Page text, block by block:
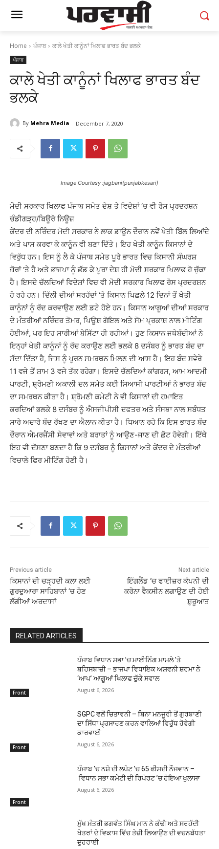
Home ਪੰਜਾਬ ਕਾਲੇ ਖੇਤੀ ਕਾਨੂੰਨਾਂ ਖਿਲਾਫ ਭਾਰਤ ਬੰਦ ਭਲਕੇ
ਪੰਜਾਬ
ਕਾਲੇ ਖੇਤੀ ਕਾਨੂੰਨਾਂ ਖਿਲਾਫ ਭਾਰਤ ਬੰਦ
ਭਲਕੇ
By Mehra Media December 7, 2020
Image Courtesy :jagbani(punjabkesari)
ਮੋਦੀ ਸਰਕਾਰ ਖਿਲਾਫ ਪੰਜਾਬ ਸਮੇਤ ਦੇਸ਼ ਤੇ ਵਿਦੇਸ਼ਾਂ ‘ਚ ਵੀ ਰੋਸ ਪ੍ਰਦਰਸ਼ਨ
ਚੰਡੀਗੜ੍ਹ/ਬਿਊਰੋ ਨਿਊਜ਼
ਕੇਂਦਰ ਦੀ ਨਰਿੰਦਰ ਮੋਦੀ ਸਰਕਾਰ ਨੇ ਲਾਕ ਡਾਊਨ ਦੌਰਾਨ ਨਵੇਂ ਖੇਤੀ ਬਿੱਲ ਲਿਆਂਦੇ
ਅਤੇ ਪਾਸ ਕਰਵਾ ਕੇ ਕਾਨੂੰਨ ਵੀ ਬਣਾ ਦਿੱਤੇ। ਇਹ ਖੇਤੀ ਕਾਨੂੰਨ ਕਿਸਾਨਾਂ ਦੇ
ਵਿਰੁੱਧ ਹਨ। ਇਸ ਨੂੰ ਲੈ ਕੇ ਪੰਜਾਬ ਸਮੇਤ ਪੂਰੇ ਭਾਰਤ ਵਿਚ ਕਿਸਾਨੀ ਸੰਘਰਸ਼
ਜ਼ੋਰਾਂ ‘ਤੇ ਹੈ ਅਤੇ ਭਾਜਪਾ ਨੂੰ ਛੱਡ ਕੇ ਪੂਰਾ ਦੇਸ਼ ਹੀ ਮੋਦੀ ਸਰਕਾਰ ਖਿਲਾਫ ਹੋ ਚੁੱਕਾ
ਹੈ। ਇਸਦੇ ਚੱਲਦਿਆਂ ਵਿਦੇਸ਼ਾਂ ਵਿਚ ਵੀ ਮੋਦੀ ਸਰਕਾਰ ਖਿਲਾਫ ਰੋਸ ਪ੍ਰਦਰਸ਼ਨ
ਹੋ ਰਹੇ ਹਨ। ਦਿੱਲੀ ਦੀਆਂ ਸਰਹੱਦਾਂ ‘ਤੇ ਕਿਸਾਨ ਪਿਛਲੇ 12 ਦਿਨਾਂ ਤੋਂ ਖੇਤੀ
ਕਾਨੂੰਨਾਂ ਨੂੰ ਰੱਦ ਕਰਵਾਉਣ ਲਈ ਡਟੇ ਹੋਏ ਹਨ। ਕਿਸਾਨ ਆਗੂਆਂ ਦੀਆਂ ਸਰਕਾਰ
ਦੇ ਮੰਤਰੀਆਂ ਨਰਿੰਦਰ ਤੋਮਰ, ਪਿਊਸ਼ ਗੋਇਲ ਅਤੇ ਸੋਮ ਪ੍ਰਕਾਸ਼ ਨਾਲ ਮੀਟਿੰਗ
ਹੋਈਆਂ, ਪਰ ਇਹ ਸਾਰੀਆਂ ਬੇਸਿੱਟਾ ਹੀ ਰਹੀਆਂ। ਹੁਣ ਕਿਸਾਨ ਜਥੇਬੰਦੀਆਂ ਨੇ
ਇਨ੍ਹਾਂ ਖੇਤੀ ਕਾਨੂੰਨਾਂ ਨੂੰ ਰੱਦ ਕਰਾਉਣ ਲਈ ਭਲਕੇ 8 ਦਸੰਬਰ ਨੂੰ ਭਾਰਤ ਬੰਦ ਦਾ
ਸੱਦਾ ਦਿੱਤਾ ਹੈ, ਜਿਸ ਨੂੰ ਪੂਰਨ ਸਮਰਥਨ ਮਿਲਣ ਦੀ ਆਸ ਹੈ। ਇਹ ਬੰਦ ਸਵੇਰੇ
11 ਵਜੇ ਤੋਂ ਸ਼ਾਮ 3 ਵਜੇ ਤੱਕ ਰਹੇਗਾ। ਇਸਦੇ ਚੱਲਦਿਆਂ ਕਾਂਗਰਸ, ਆਮ ਆਦਮੀ
ਪਾਰਟੀ, ਸ਼੍ਰੋਮਣੀ ਅਕਾਲੀ ਦਲ ਸਮੇਤ ਕਈ ਸਿਆਸੀ ਪਾਰਟੀਆਂ ਨੇ ਭਾਰਤ ਬੰਦ
ਦਾ ਸਮਰਥਨ ਕੀਤਾ ਹੈ। ਸ਼੍ਰੋਮਣੀ ਕਮੇਟੀ ਨੇ ਵੀ ਕਿਸਾਨਾਂ ਦੀ ਹਮਾਇਤ
ਕਰਦਿਆਂ ਭਲਕੇ 8 ਦਸੰਬਰ ਨੂੰ ਐਸਜੀਪੀਸੀ ਦਫਤਰ ਅਤੇ ਸੰਸਥਾ ਨਾਲ ਸਬੰਧਤ
ਸਾਰੇ ਅਦਾਰੇ ਬੰਦ ਰੱਖਣ ਦਾ ਐਲਾਨ ਕੀਤਾ ਹੈ। ਧਿਆਨ ਰਹੇ ਕਿ ਇਸ ਭਾਰਤ ਬੰਦ
ਦੌਰਾਨ ਐਮਰਜੈਂਸੀ ਸੇਵਾਵਾਂ ਅਤੇ ਬਰਾਤਾਂ ਨੂੰ ਆਉਣ-ਜਾਣ ਦੀ ਛੋਟ ਹੋਵੇਗੀ। ਇੱਥੇ
ਇਹ ਵੀ ਦੱਸਣਾ ਬਣਦਾ ਹੈ ਕਿ 9 ਦਸੰਬਰ ਨੂੰ ਕਿਸਾਨਾਂ ਅਤੇ ਕੇਂਦਰ ਦੇ ਮੰਤਰੀਆਂ
ਵਿਚਾਲੇ ਫਿਰ ਮੀਟਿੰਗ ਹੋਣੀ ਹੈ।
Previous article
ਕਿਸਾਨਾਂ ਦੀ ਚੜ੍ਹਦੀ ਕਲਾ ਲਈ
ਗੁਰਦੁਆਰਾ ਸਾਹਿਬਾਨਾਂ ‘ਚ ਹੋਣ
ਲੱਗੀਆਂ ਅਰਦਾਸਾਂ
Next article
ਇੰਗਲੈਂਡ ‘ਚ ਫਾਈਜ਼ਰ ਕੰਪਨੀ ਦੀ
ਕਰੋਨਾ ਵੈਕਸੀਨ ਲਗਾਉਣ ਦੀ ਹੋਈ
ਸ਼ੁਰੂਆਤ
RELATED ARTICLES
Front
ਪੰਜਾਬ ਵਿਧਾਨ ਸਭਾ ’ਚ ਮਾਈਨਿੰਗ ਮਾਮਲੇ ’ਤੇ
ਬਹਿਸਬਾਜ਼ੀ – ਭਾਜਪਾ ਵਿਧਾਇਕ ਅਸ਼ਵਨੀ ਸ਼ਰਮਾ ਨੇ
‘ਆਪ’ ਆਗੂਆਂ ਖਿਲਾਫ ਚੁੱਕੇ ਸਵਾਲ
August 6, 2026
Front
SGPC ਵਲੋਂ ਚਿਤਾਵਨੀ – ਬਿਨਾ ਮਨਜੂਰੀ ਤੋਂ ਗੁਰਬਾਣੀ
ਦਾ ਸਿੱਧਾ ਪ੍ਰਸਾਰਣ ਕਰਨ ਵਾਲਿਆਂ ਵਿਰੁੱਧ ਹੋਵੇਗੀ
ਕਾਰਵਾਈ
August 6, 2026
Front
ਪੰਜਾਬ ’ਚ ਨਸ਼ੇ ਦੀ ਲਪੇਟ ’ਚ 65 ਫੀਸਦੀ ਨੌਜਵਾਨ –
ਵਿਧਾਨ ਸਭਾ ਕਮੇਟੀ ਦੀ ਰਿਪੋਰਟ ’ਚ ਹੋਇਆ ਖੁਲਾਸਾ
August 6, 2026
ਮੁੱਖ ਮੰਤਰੀ ਭਗਵੰਤ ਸਿੰਘ ਮਾਨ ਨੇ ਕੰਢੀ ਅਤੇ ਸਰਹੱਦੀ
ਖੇਤਰਾਂ ਦੇ ਵਿਕਾਸ ਵਿੱਚ ਤੇਜ਼ੀ ਲਿਆਉਣ ਦੀ ਵਚਨਬੱਧਤਾ
ਦੁਹਰਾਈ